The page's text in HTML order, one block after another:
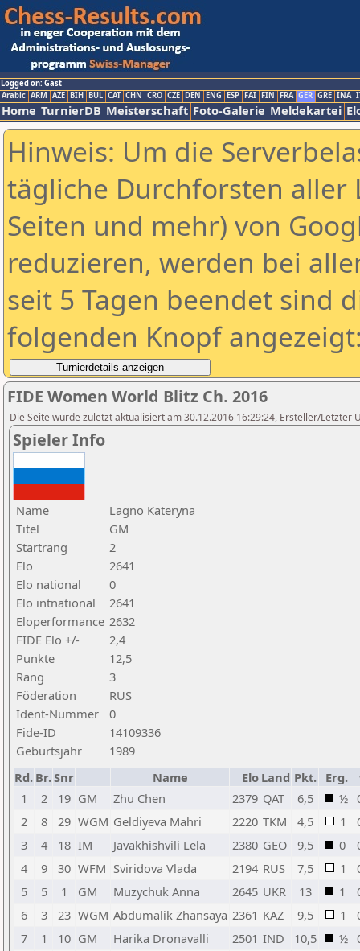
Logged on: Gast
Arabic ARM AZE BIH BUL CAT CHN CRO CZE DEN ENG ESP FAI FIN FRA GER GRE INA
Home TurnierDB Meisterschaft Foto-Galerie Meldekartei
Hinweis: Um die
tägliche Durchforsten aller
Seiten und mehr) von
reduzieren, werden bei
seit 5 Tagen beendet sind
folgenden Knopf
FIDE Women World Blitz Ch. 2016
Die Seite wurde zuletzt aktualisiert am 30.12.2016 16:29:24, Ersteller/Letzter
Spieler Info
Name
Lagno Kateryna
Titel
GM
Startrang
2
Elo
2641
Elo national
0
Elo intnational
2641
Eloperformance 2632
FIDE Elo +/-
2,4
Punkte
12,5
Rang
3
Föderation
RUS
Ident-Nummer
0
Fide-ID
14109336
Geburtsjahr
1989
Rd. Br.Snr Name Elo Land Pkt. Erg.
1
2 19 GM Zhu Chen 2379 QAT 6,5 ½
2
8 29 WGM Geldiyeva Mahri 2220 TKM 4,5 1
3
4 18 IM Javakhishvili Lela 2380 GEO 9,5 0
4
9 30 WFM Sviridova Vlada 2194 RUS 7,5 1
5
5 1 GM Muzychuk Anna 2645 UKR 13 1
6
3 23 WGM Abdumalik Zhansaya 2361 KAZ 9,5 1
7
1 10 GM Harika Dronavalli 2501 IND 10,5 ½